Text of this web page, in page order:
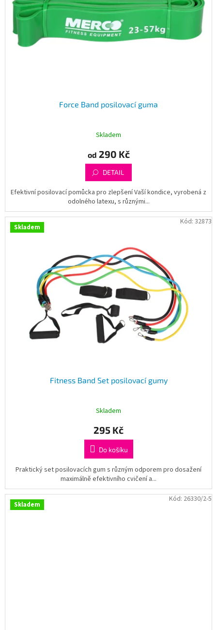
Force Band posilovací guma
Skladem
od 290 Kč
DETAIL
Efektivní posilovací pomůcka pro zlepšení Vaší kondice, vyrobená z
odolného latexu, s různými...
Skladem
Fitness Band Set posilovací gumy
Skladem
295 Kč
Do košíku
Praktický set posilovacích gum s různým odporem pro dosažení
maximálně efektivního cvičení a...
Kód: 32873
Skladem
Kód: 26330/2-5